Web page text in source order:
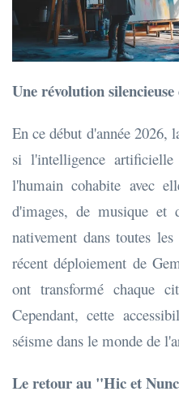
Une révolution
En ce début d'année 2026,
si l'intelligence
l'humain cohabite avec
d'images, de musique et
nativement dans toutes
récent déploiement de
ont transformé chaque
Cependant, cette
séisme dans le monde de
Le retour au "Hic et